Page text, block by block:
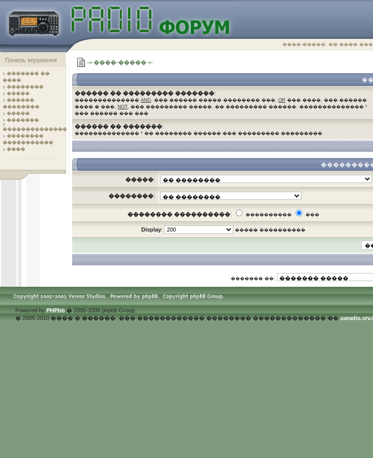
����-�����: �� ����
������� ��
����
��������
�����
������
��������
�����
�������
��������������
��������
�����������
����
-= ����-����� =-
������ �� ��������� �������:
�������������� AND, ��� ������ ����� �������� ���, OR ��� ����, ��� ������
���� � ���, NOT, ��� ��������� �����, �� ��������� ������. �������������� *
��� ������ ��� ���
������ �� �������:
�������������� * �� �������� ������ ��� ��������� ���������
�����:
��������:
�������� ����������: ���������� ���
Display: ����� ����������
������� ��:
Powered by PHPbb � 2005-2006 phpbb Group.
� 2006-2010 ���� � ������. ��� ������������ �������� ������������� ��